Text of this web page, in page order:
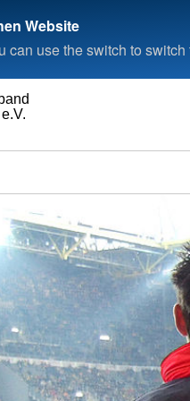
Website
can use the switch to